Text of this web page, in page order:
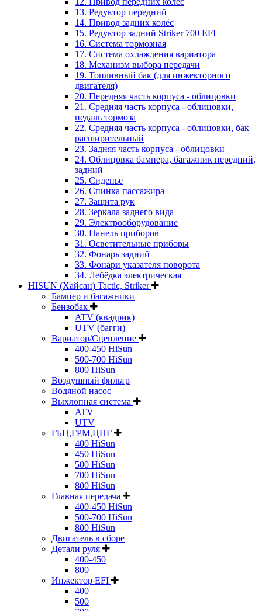
13. Редуктор передний
14. Привод задних колёс
15. Редуктор задний Striker 700 EFI
16. Система тормозная
17. Система охлаждения вариатора
18. Механизм выбора передачи
19. Топливный бак (для инжекторного
двигателя)
20. Передняя часть корпуса - облицовки
21. Средняя часть корпуса - облицовки,
педаль тормоза
22. Средняя часть корпуса - облицовки, бак
расширительный
23. Задняя часть корпуса - облицовки
24. Облицовка бампера, багажник передний,
задний
25. Сиденье
26. Спинка пассажира
27. Защита рук
28. Зеркала заднего вида
29. Электрооборудование
30. Панель приборов
31. Oсветительные приборы
32. Фонарь задний
33. Фонари указателя поворота
34. Лебёдка электрическая
HISUN (Хайсан) Tactic, Striker
Бампер и багажники
Бензобак
ATV (квадрик)
UTV (багги)
Вариатор/Сцепление
400-450 HiSun
500-700 HiSun
800 HiSun
Воздушный фильтр
Водяной насос
Выхлопная система
ATV
UTV
ГБЦ,ГРМ,ЦПГ
400 HiSun
450 HiSun
500 HiSun
700 HiSun
800 HiSun
Главная передача
400-450 HiSun
500-700 HiSun
800 HiSun
Двигатель в сборе
Детали руля
400-450
800
Инжектор EFI
400
500